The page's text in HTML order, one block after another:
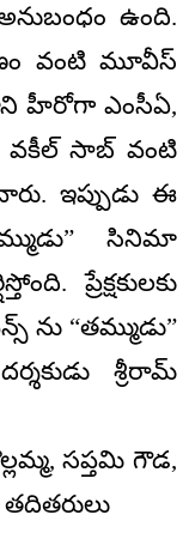
ఉంది.
వంటి మూవీస్
హీరోగా ఎంసీఏ,
వకీల్ సాబ్ వంటి
ఇప్పుడు ఈ
సినిమా
ప్రేక్షకులకు
“తమ్ముడు”
శ్రీరామ్
సప్తమి గౌడ,